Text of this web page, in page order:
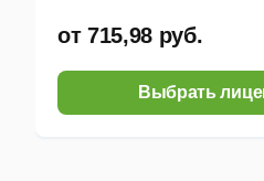
от 715,98 руб.
Выбрать